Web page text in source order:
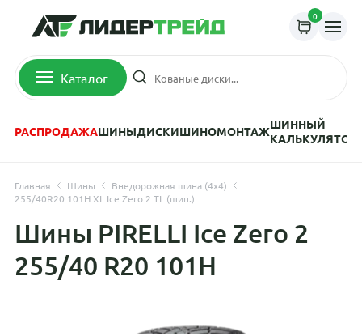
0
Каталог
РАСПРОДАЖАШИНЫДИСКИШИНОМОНТАЖШИННЫЙ
КАЛЬКУЛЯТОР
Главная Шины
Внедорожная шина (4х4)
255/40R20 101H XL Ice Zero 2 TL (шип.)
Шины PIRELLI Ice Zero 2
255/40 R20 101H